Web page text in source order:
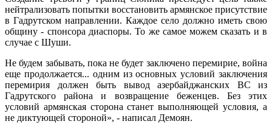
нейтрализовать попытки восстановить армянское присутствие
в Гадрутском направлении. Каждое село должно иметь свою
общину - спонсора диаспоры. То же самое можем сказать и в
случае с Шуши.
Не будем забывать, пока не будет заключено перемирие, война
еще продолжается... одним из основных условий заключения
перемирия должен быть вывод азербайджанских ВС из
Гадрутского района и возвращение беженцев. Без этих
условий армянская сторона станет выполняющей условия, а
не диктующей стороной», - написал Демоян.